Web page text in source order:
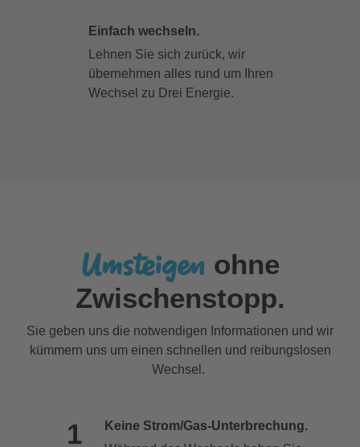
Einfach wechseln.
Lehnen Sie sich zurück, wir
übernehmen alles rund um Ihren
Wechsel zu Drei Energie.
Umsteigen ohne
Zwischenstopp.
Sie geben uns die notwendigen Informationen und wir
kümmern uns um einen schnellen und reibungslosen
Wechsel.
Keine Strom/Gas-Unterbrechung.